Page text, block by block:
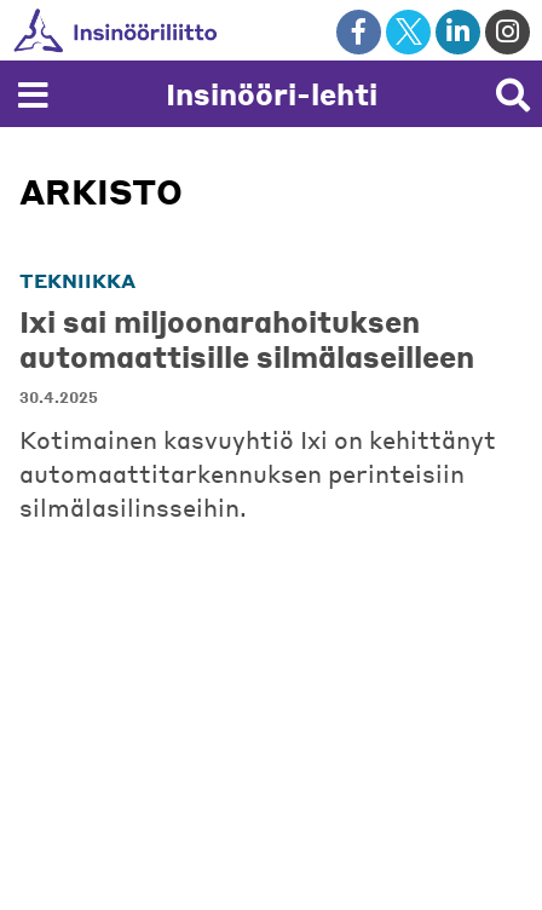
Skip
to
content
Insinööri-lehti
ARKISTO
TEKNIIKKA
Ixi sai miljoonarahoituksen
automaattisille silmälaseilleen
30.4.2025
Kotimainen kasvuyhtiö Ixi on kehittänyt
automaattitarkennuksen perinteisiin
silmälasilinsseihin.